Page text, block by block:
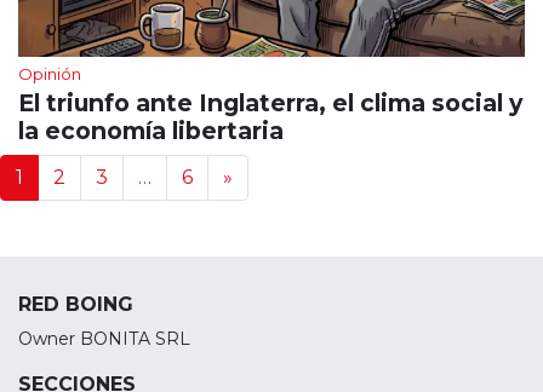
Opinión
El triunfo ante Inglaterra, el clima social y
la economía libertaria
Navegación de noticias
1 2 3 … 6 »
RED BOING
Owner BONITA SRL
SECCIONES